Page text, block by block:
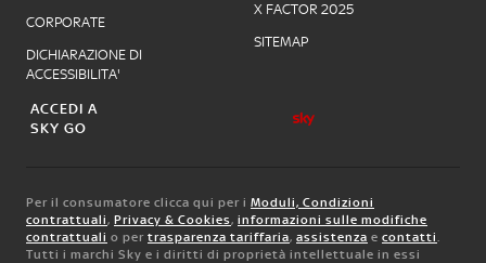
CORPORATE
DICHIARAZIONE DI
ACCESSIBILITA'
X FACTOR 2025
SITEMAP
ACCEDI A
SKY GO
Per il consumatore clicca qui per i Moduli, Condizioni
contrattuali, Privacy & Cookies, informazioni sulle modifiche
contrattuali o per trasparenza tariffaria, assistenza e contatti.
Tutti i marchi Sky e i diritti di proprietà intellettuale in essi